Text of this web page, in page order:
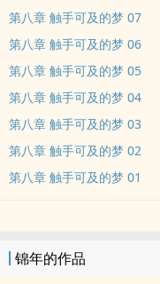
第八章 触手可及的梦 07
第八章 触手可及的梦 06
第八章 触手可及的梦 05
第八章 触手可及的梦 04
第八章 触手可及的梦 03
第八章 触手可及的梦 02
第八章 触手可及的梦 01
锦年的作品